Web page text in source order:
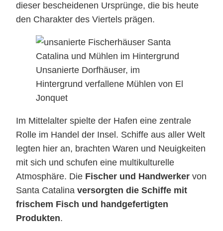
dieser bescheidenen Ursprünge, die bis heute
den Charakter des Viertels prägen.
Unsanierte Dorfhäuser, im
Hintergrund verfallene Mühlen von El
Jonquet
Im Mittelalter spielte der Hafen eine zentrale
Rolle im Handel der Insel. Schiffe aus aller Welt
legten hier an, brachten Waren und Neuigkeiten
mit sich und schufen eine multikulturelle
Atmosphäre. Die Fischer und Handwerker von
Santa Catalina versorgten die Schiffe mit
frischem Fisch und handgefertigten
Produkten.